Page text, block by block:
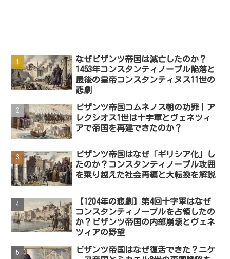
なぜビザンツ帝国は滅亡したのか？
1453年コンスタンティノープル陥落と
最後の皇帝コンスタンティヌス11世の
悲劇
ビザンツ帝国コムネノス朝の功罪｜ア
レクシオス1世は十字軍とヴェネツィ
アで帝国を再建できたのか？
ビザンツ帝国はなぜ「ギリシア化」し
たのか？コンスタンティノープル攻囲
を乗り越えた社会再編と大転換を解説
【1204年の悲劇】第4回十字軍はなぜ
コンスタンティノープルを占領したの
か？ビザンツ帝国の内部崩壊とヴェネ
ツィアの野望
ビザンツ帝国はなぜ復活できた？ニケ